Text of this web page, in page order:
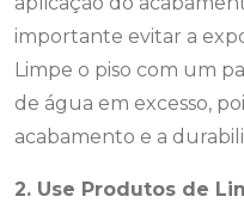
importante evitar a
Limpe o piso com um
de água em excesso,
acabamento e a
2. Use Produtos de